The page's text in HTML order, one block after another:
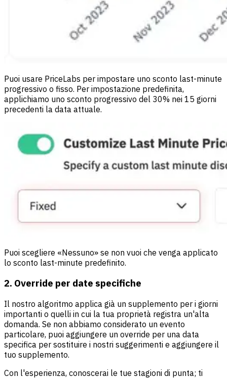
Puoi usare PriceLabs per impostare uno sconto last-minute
progressivo o fisso. Per impostazione predefinita,
applichiamo uno sconto progressivo del 30% nei 15 giorni
precedenti la data attuale.
Puoi scegliere «Nessuno» se non vuoi che venga applicato
lo sconto last-minute predefinito.
2. Override per date specifiche
Il nostro algoritmo applica già un supplemento per i giorni
importanti o quelli in cui la tua proprietà registra un'alta
domanda. Se non abbiamo considerato un evento
particolare, puoi aggiungere un override per una data
specifica per sostituire i nostri suggerimenti e aggiungere il
tuo supplemento.
Con l'esperienza, conoscerai le tue stagioni di punta; ti